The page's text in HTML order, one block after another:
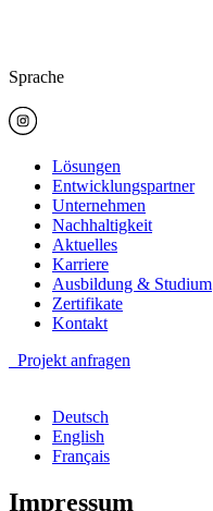
Sprache
Lösungen
Entwicklungspartner
Unternehmen
Nachhaltigkeit
Aktuelles
Karriere
Ausbildung & Studium
Zertifikate
Kontakt
Projekt anfragen
Deutsch
English
Français
Impressum